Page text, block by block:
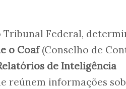
Tribunal Federal,
o Coaf(Conselho de
de Inteligência
reúnem informações